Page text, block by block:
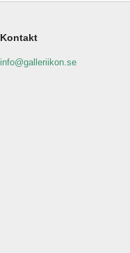
Kontakt
info@galleriikon.se